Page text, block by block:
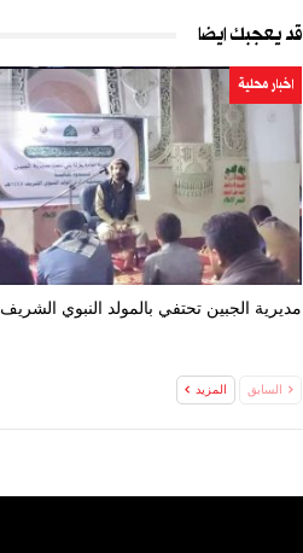
قد يعجبك ايضا
اخبار محلية
مديرية الجبين تحتفي بالمولد النبوي الشريف
السابق المزيد